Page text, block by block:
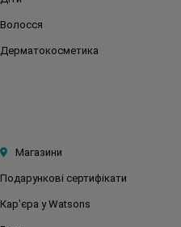
Волосся
Дерматокосметика
Магазини
Подарункові сертифікати
Кар'єра у Watsons